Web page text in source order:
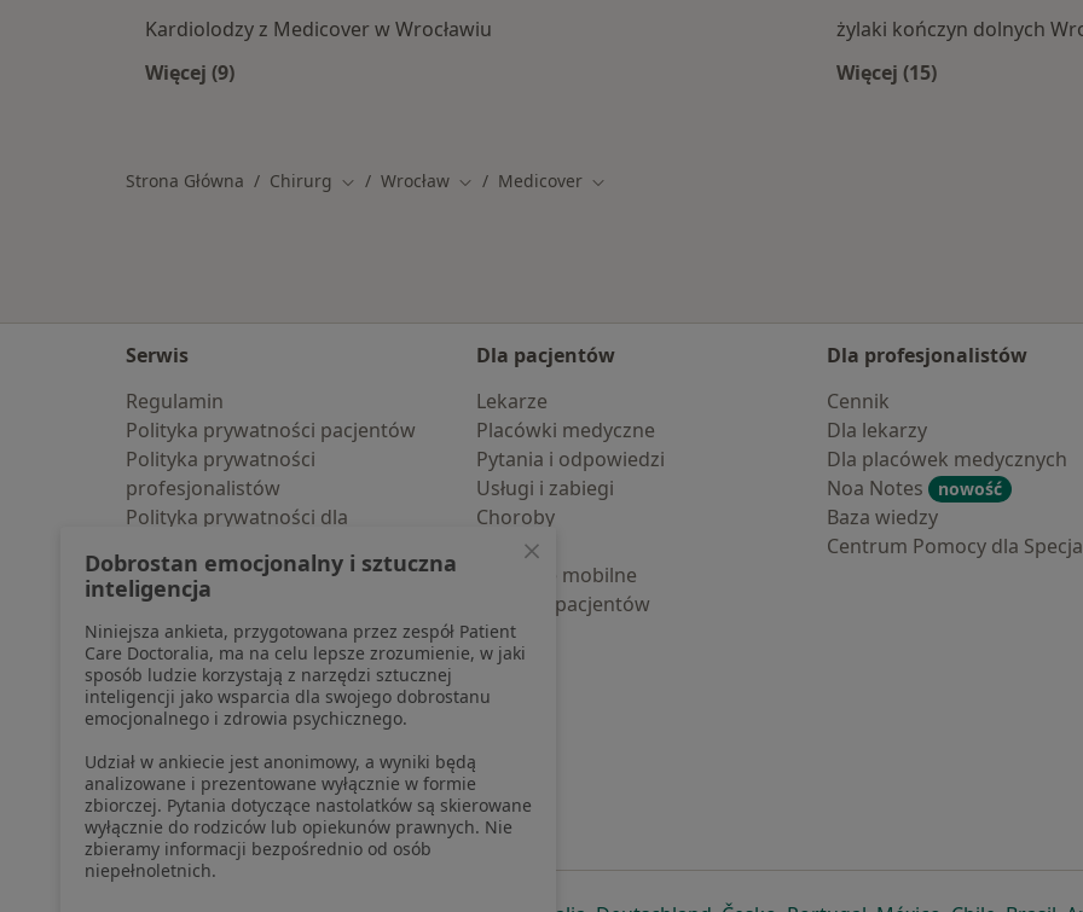
Kardiolodzy z Medicover w Wrocławiu
Więcej (9)
żylaki kończyn dolnych
Więcej (15)
Strona Główna Chirurg Zmień miasto
Wrocław Zmień miasto
Medicover Zmień miasto
Serwis
Regulamin
Polityka prywatności pacjentów
Polityka prywatności
profesjonalistów
Polityka prywatności dla
pozyskaliśmy samodzielnie
Polityka cookies
Jak działają wyniki wyszukiwania
Dostępność
O nas
Praca Rekrutujemy!
Partnerzy
Centrum prasowe
Kontakt
Dla pacjentów
Lekarze
Placówki medyczne
Pytania i odpowiedzi
Usługi i zabiegi
Choroby
Pomoc
Aplikacje mobilne
Blog dla pacjentów
Dla profesjonalistów
Cennik
Dla lekarzy
Dla placówek medycznych
Noa Notes
nowość
Baza wiedzy
Centrum Pomocy dla
Dobrostan emocjonalny i sztuczna
inteligencja
Niniejsza ankieta, przygotowana przez zespół Patient
Care Doctoralia, ma na celu lepsze zrozumienie, w jaki
sposób ludzie korzystają z narzędzi sztucznej
inteligencji jako wsparcia dla swojego dobrostanu
emocjonalnego i zdrowia psychicznego.
Udział w ankiecie jest anonimowy, a wyniki będą
analizowane i prezentowane wyłącznie w formie
zbiorczej. Pytania dotyczące nastolatków są skierowane
wyłącznie do rodziców lub opiekunów prawnych. Nie
zbieramy informacji bezpośrednio od osób
niepełnoletnich.